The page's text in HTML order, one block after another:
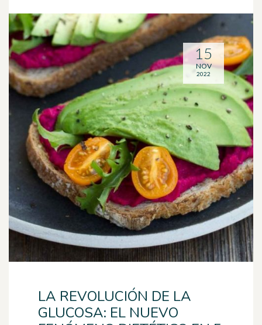
LA REVOLUCIÓN DE LA
GLUCOSA: EL NUEVO
15
NOV
2022